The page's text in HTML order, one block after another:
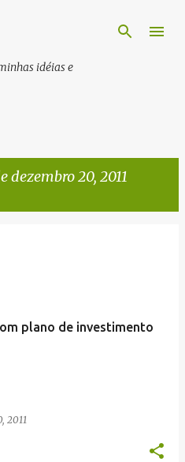
idéias e
dezembro 20, 2011
plano de investimento
2011